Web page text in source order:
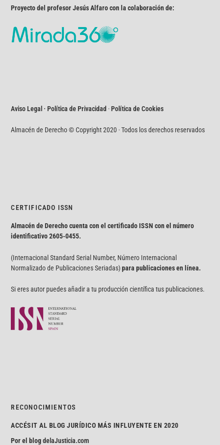
Proyecto del profesor Jesús Alfaro con la colaboración de:
Aviso Legal · Política de Privacidad ·Política de Cookies
Almacén de Derecho © Copyright 2020 · Todos los derechos reservados
CERTIFICADO ISSN
Almacén de Derecho cuenta con el certificado ISSN con el número
identificativo2605-0455.
(Internacional Standard Serial Number, Número Internacional
Normalizado de Publicaciones Seriadas)para publicaciones en línea.
Si eres autor puedes añadir a tu producción científica tus publicaciones.
RECONOCIMIENTOS
ACCÉSIT AL BLOG JURÍDICO MÁS INFLUYENTE EN 2020
Por el blogdelaJusticia.com